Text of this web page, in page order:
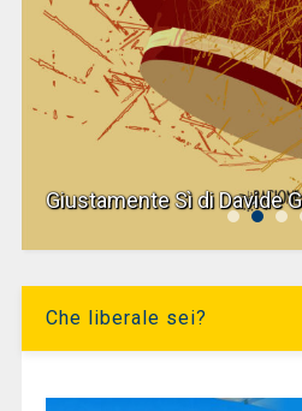
Giustamente Sì di Davide
Che liberale sei?